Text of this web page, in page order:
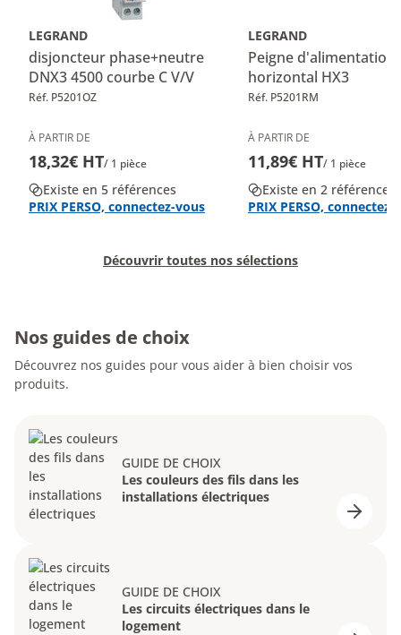
LEGRAND
disjoncteur phase+neutre
DNX3 4500 courbe C V/V
Réf. P5201OZ
À PARTIR DE
18,32€ HT/ 1 pièce
Existe en 5 références
PRIX PERSO, connectez-vous
LEGRAND
Peigne d'alimentation
horizontal HX3
Réf. P5201RM
À PARTIR DE
11,89€ HT/ 1 pièce
Existe en 2 références
PRIX PERSO, connectez-
Découvrir toutes nos sélections
Nos guides de choix
Découvrez nos guides pour vous aider à bien choisir vos
produits.
GUIDE DE CHOIX
Les couleurs des fils dans les
installations électriques
GUIDE DE CHOIX
Les circuits électriques dans le
logement